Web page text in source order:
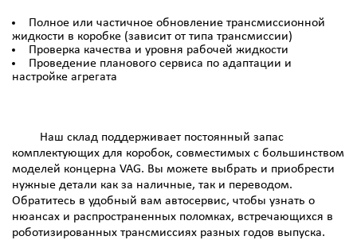
Полное или частичное обновление трансмиссионной
жидкости в коробке (зависит от типа трансмиссии)
Проверка качества и уровня рабочей жидкости
Проведение планового сервиса по адаптации и
настройке агрегата
Наш склад поддерживает постоянный запас
комплектующих для коробок, совместимых с большинством
моделей концерна VAG. Вы можете выбрать и приобрести
нужные детали как за наличные, так и переводом.
Обратитесь в удобный вам автосервис, чтобы узнать о
нюансах и распространенных поломках, встречающихся в
роботизированных трансмиссиях разных годов выпуска.